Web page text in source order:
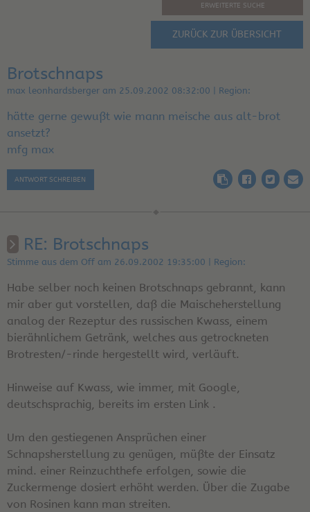
ERWEITERTE SUCHE
ZURÜCK ZUR ÜBERSICHT
Brotschnaps
max leonhardsberger am 25.09.2002 08:32:00 | Region:
hätte gerne gewußt wie mann meische aus alt-brot
ansetzt?
mfg max
ANTWORT SCHREIBEN
RE: Brotschnaps
Stimme aus dem Off am 26.09.2002 19:35:00 | Region:
Habe selber noch keinen Brotschnaps gebrannt, kann
mir aber gut vorstellen, daß die Maischeherstellung
analog der Rezeptur des russischen Kwass, einem
bierähnlichem Getränk, welches aus getrockneten
Brotresten/-rinde hergestellt wird, verläuft.
Hinweise auf Kwass, wie immer, mit Google,
deutschsprachig, bereits im ersten Link .
Um den gestiegenen Ansprüchen einer
Schnapsherstellung zu genügen, müßte der Einsatz
mind. einer Reinzuchthefe erfolgen, sowie die
Zuckermenge dosiert erhöht werden. Über die Zugabe
von Rosinen kann man streiten.